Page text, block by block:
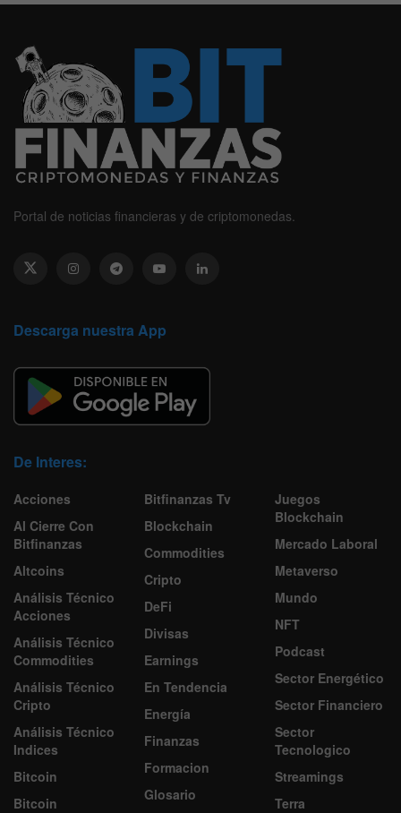
Portal de noticias financieras y de criptomonedas.
Descarga nuestra App
De Interes:
Acciones
Al Cierre Con
Bitfinanzas
Altcoins
Análisis Técnico
Acciones
Análisis Técnico
Commodities
Análisis Técnico
Cripto
Análisis Técnico
Indices
Bitcoin
Bitcoin
Bitfinanzas Tv
Blockchain
Commodities
Cripto
DeFi
Divisas
Earnings
En Tendencia
Energía
Finanzas
Formacion
Glosario
Juegos
Blockchain
Mercado Laboral
Metaverso
Mundo
NFT
Podcast
Sector Energético
Sector Financiero
Sector
Tecnologico
Streamings
Terra